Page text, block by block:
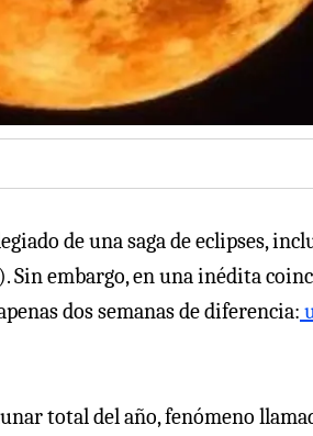
de una saga de eclipses,
embargo, en una inédita
dos semanas de diferencia:
total del año, fenómeno